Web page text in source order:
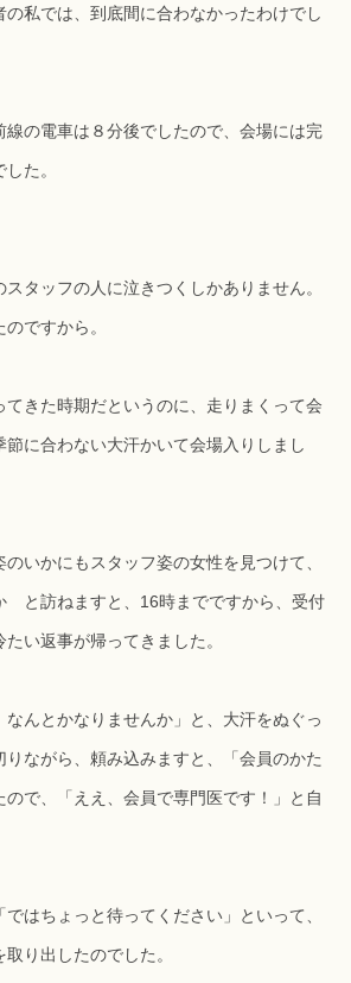
の私では、到底間に合わなかったわけでし
線の電車は８分後でしたので、会場には完
た。
タッフの人に泣きつくしかありません。
ですから。
きた時期だというのに、走りまくって会
に合わない大汗かいて会場入りしまし
いかにもスタッフ姿の女性を見つけて、
と訪ねますと、16時までですから、受付
い返事が帰ってきました。
なんとかなりませんか」と、大汗をぬぐっ
りながら、頼み込みますと、「会員のかた
ので、「ええ、会員で専門医です！」と自
はちょっと待ってください」といって、
り出したのでした。